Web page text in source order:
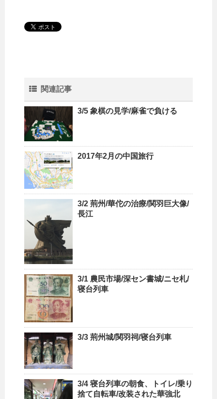
関連記事
3/5 象棋の見学/麻雀で負ける
2017年2月の中国旅行
3/2 荊州/華佗の治療/関羽巨大像/
長江
3/1 農民市場/深セン書城/ニセ札/
寝台列車
3/3 荊州城/関羽祠/寝台列車
3/4 寝台列車の朝食、トイレ/乗り
捨て自転車/改装された華強北